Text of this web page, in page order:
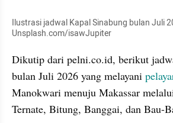
Ilustrasi jadwal Kapal Sinabung bulan Juli
Unsplash.com/isawJupiter
Dikutip dari pelni.co.id, berikut
bulan Juli 2026 yang melayani
Manokwari menuju Makassar
Ternate, Bitung, Banggai, dan Bau-